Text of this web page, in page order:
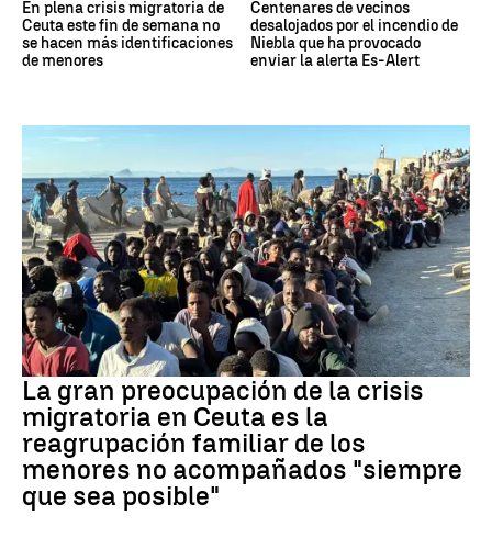
En plena crisis migratoria de
Ceuta este fin de semana no
se hacen más identificaciones
de menores
Centenares de vecinos
desalojados por el incendio de
Niebla que ha provocado
enviar la alerta Es-Alert
CRISIS MIGRATORIA
La gran preocupación de la crisis
migratoria en Ceuta es la
reagrupación familiar de los
menores no acompañados "siempre
que sea posible"